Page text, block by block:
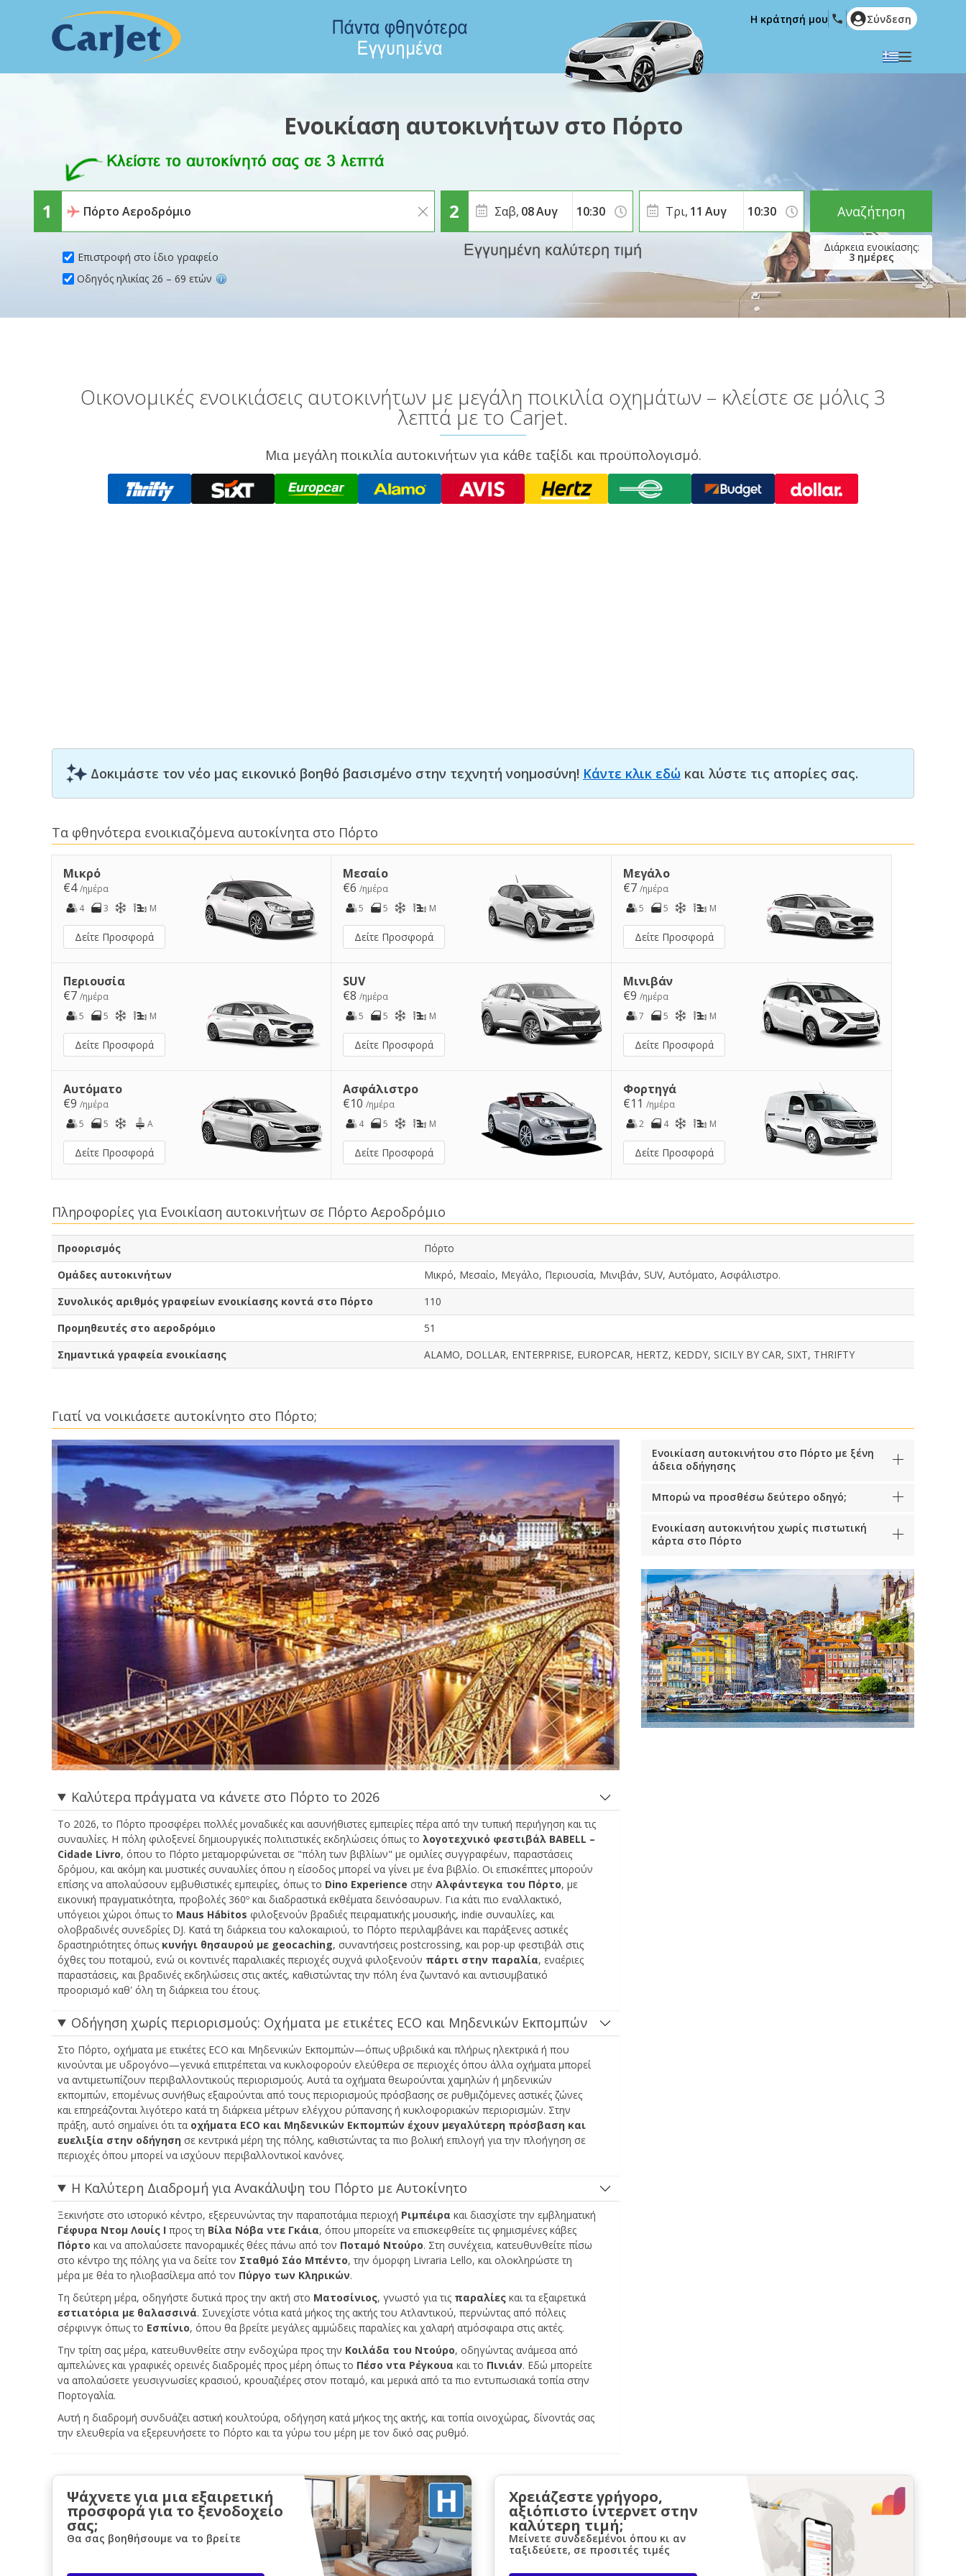
Μεγάλες εξοικονομήσεις
Αποκτήστε πρόσβαση σε αποκλειστικές
προσφορές συνεργατών
Σύνδεση με eLink
English (US)
Polski
Română
Ελληνικά
Hrvatski
العربية
Η κράτησή μου Σύνδεση
Ενοικίαση αυτοκινήτων στο Πόρτο
Επιστροφή στο ίδιο γραφείο
Σαβ, 08Αυγ
3 ημέρες
Τρι, 11 Αυγ
Οδηγός ηλικίας 26 – 69 ετών
Αναζήτηση
Οικονομικές ενοικιάσεις αυτοκινήτων με μεγάλη ποικιλία οχημάτων – κλείστε σε μόλις 3
λεπτά με το Carjet.
Μια μεγάλη ποικιλία αυτοκινήτων για κάθε ταξίδι και προϋπολογισμό.
Δοκιμάστε τον νέο μας εικονικό βοηθό βασισμένο στην τεχνητή νοημοσύνη! Κάντε κλικ εδώ και λύστε τις απορίες σας.
Τα φθηνότερα ενοικιαζόμενα αυτοκίνητα στο Πόρτο
Μικρό
€4/ημέρα
4
3 M
Δείτε Προσφορά
Μεσαίο
€6/ημέρα
5
5 M
Δείτε Προσφορά
Μεγάλο
€7 /ημέρα
5
5 M
Δείτε Προσφορά
Περιουσία
€7 /ημέρα
5
5 M
Δείτε Προσφορά
SUV
€8/ημέρα
5
5 M
Δείτε Προσφορά
Μινιβάν
€9 /ημέρα
7
5 M
Δείτε Προσφορά
Αυτόματο
€9 /ημέρα
5
5 A
Δείτε Προσφορά
Ασφάλιστρο
€10/ημέρα
4
5 M
Δείτε Προσφορά
Φορτηγά
€11 /ημέρα
2
4 M
Δείτε Προσφορά
Πληροφορίες για Ενοικίαση αυτοκινήτων σε Πόρτο Αεροδρόμιο
Προορισμός
Πόρτο
Ομάδες αυτοκινήτων
Μικρό, Μεσαίο, Μεγάλο, Περιουσία, Μινιβάν, SUV, Αυτόματο, Ασφάλιστρο.
Συνολικός αριθμός γραφείων ενοικίασης κοντά στο Πόρτο
110
Προμηθευτές στο αεροδρόμιο
51
Σημαντικά γραφεία ενοικίασης
ALAMO, DOLLAR, ENTERPRISE, EUROPCAR, HERTZ, KEDDY, SICILY BY CAR, SIXT, THRIFTY
Γιατί να νοικιάσετε αυτοκίνητο στο Πόρτο;
Καλύτερα πράγματα να κάνετε στο Πόρτο το 2026
Το 2026, το Πόρτο προσφέρει πολλές μοναδικές και ασυνήθιστες εμπειρίες πέρα από την τυπική περιήγηση και τις
συναυλίες. Η πόλη φιλοξενεί δημιουργικές πολιτιστικές εκδηλώσεις όπως το λογοτεχνικό φεστιβάλ BABELL –
Cidade Livro, όπου το Πόρτο μεταμορφώνεται σε "πόλη των βιβλίων" με ομιλίες συγγραφέων, παραστάσεις
δρόμου, και ακόμη και μυστικές συναυλίες όπου η είσοδος μπορεί να γίνει με ένα βιβλίο. Οι επισκέπτες μπορούν
επίσης να απολαύσουν εμβυθιστικές εμπειρίες, όπως το Dino Experience στην Αλφάντεγκα του Πόρτο, με
εικονική πραγματικότητα, προβολές 360º και διαδραστικά εκθέματα δεινόσαυρων. Για κάτι πιο εναλλακτικό,
υπόγειοι χώροι όπως το Maus Hábitos φιλοξενούν βραδιές πειραματικής μουσικής, indie συναυλίες, και
ολοβραδινές συνεδρίες DJ. Κατά τη διάρκεια του καλοκαιριού, το Πόρτο περιλαμβάνει και παράξενες αστικές
δραστηριότητες όπως κυνήγι θησαυρού με geocaching, συναντήσεις postcrossing, και pop-up φεστιβάλ στις
όχθες του ποταμού, ενώ οι κοντινές παραλιακές περιοχές συχνά φιλοξενούν πάρτι στην παραλία, εναέριες
παραστάσεις, και βραδινές εκδηλώσεις στις ακτές, καθιστώντας την πόλη ένα ζωντανό και αντισυμβατικό
προορισμό καθ' όλη τη διάρκεια του έτους.
Οδήγηση χωρίς περιορισμούς: Οχήματα με ετικέτες ECO και Μηδενικών Εκπομπών
Στο Πόρτο, οχήματα με ετικέτες ECO και Μηδενικών Εκπομπών—όπως υβριδικά και πλήρως ηλεκτρικά ή που
κινούνται με υδρογόνο—γενικά επιτρέπεται να κυκλοφορούν ελεύθερα σε περιοχές όπου άλλα οχήματα μπορεί
να αντιμετωπίζουν περιβαλλοντικούς περιορισμούς. Αυτά τα οχήματα θεωρούνται χαμηλών ή μηδενικών
εκπομπών, επομένως συνήθως εξαιρούνται από τους περιορισμούς πρόσβασης σε ρυθμιζόμενες αστικές ζώνες
και επηρεάζονται λιγότερο κατά τη διάρκεια μέτρων ελέγχου ρύπανσης ή κυκλοφοριακών περιορισμών. Στην
πράξη, αυτό σημαίνει ότι τα οχήματα ECO και Μηδενικών Εκπομπών έχουν μεγαλύτερη πρόσβαση και
ευελιξία στην οδήγηση σε κεντρικά μέρη της πόλης, καθιστώντας τα πιο βολική επιλογή για την πλοήγηση σε
περιοχές όπου μπορεί να ισχύουν περιβαλλοντικοί κανόνες.
Η Καλύτερη Διαδρομή για Ανακάλυψη του Πόρτο με Αυτοκίνητο
Ξεκινήστε στο ιστορικό κέντρο, εξερευνώντας την παραποτάμια περιοχή Ριμπέιρα και διασχίστε την εμβληματική
Γέφυρα Ντομ Λουίς Ι προς τη Βίλα Νόβα ντε Γκάια, όπου μπορείτε να επισκεφθείτε τις φημισμένες κάβες
Πόρτο και να απολαύσετε πανοραμικές θέες πάνω από τον Ποταμό Ντούρο. Στη συνέχεια, κατευθυνθείτε πίσω
στο κέντρο της πόλης για να δείτε τον Σταθμό Σάο Μπέντο, την όμορφη Livraria Lello, και ολοκληρώστε τη
μέρα με θέα το ηλιοβασίλεμα από τον Πύργο των Κληρικών.
Τη δεύτερη μέρα, οδηγήστε δυτικά προς την ακτή στο Ματοσίνιος, γνωστό για τις παραλίες και τα εξαιρετικά
εστιατόρια με θαλασσινά. Συνεχίστε νότια κατά μήκος της ακτής του Ατλαντικού, περνώντας από πόλεις
σέρφινγκ όπως το Εσπίνιο, όπου θα βρείτε μεγάλες αμμώδεις παραλίες και χαλαρή ατμόσφαιρα στις ακτές.
Την τρίτη σας μέρα, κατευθυνθείτε στην ενδοχώρα προς την Κοιλάδα του Ντούρο, οδηγώντας ανάμεσα από
αμπελώνες και γραφικές ορεινές διαδρομές προς μέρη όπως το Πέσο ντα Ρέγκουα και το Πινιάν. Εδώ μπορείτε
να απολαύσετε γευσιγνωσίες κρασιού, κρουαζιέρες στον ποταμό, και μερικά από τα πιο εντυπωσιακά τοπία στην
Πορτογαλία.
Αυτή η διαδρομή συνδυάζει αστική κουλτούρα, οδήγηση κατά μήκος της ακτής, και τοπία οινοχώρας, δίνοντάς σας
την ελευθερία να εξερευνήσετε το Πόρτο και τα γύρω του μέρη με τον δικό σας ρυθμό.
Ενοικίαση αυτοκινήτου στο Πόρτο με ξένη
άδεια οδήγησης
Μπορώ να προσθέσω δεύτερο οδηγό;
Ενοικίαση αυτοκινήτου χωρίς πιστωτική
κάρτα στο Πόρτο
Ψάχνετε για μια εξαιρετική
προσφορά για το ξενοδοχείο
σας;
Θα σας βοηθήσουμε να το βρείτε
Χρειάζεστε γρήγορο,
αξιόπιστο ίντερνετ στην
καλύτερη τιμή;
Μείνετε συνδεδεμένοι όπου κι αν
ταξιδεύετε, σε προσιτές τιμές